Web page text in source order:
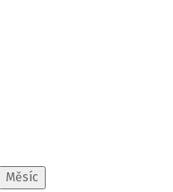
Měsíc